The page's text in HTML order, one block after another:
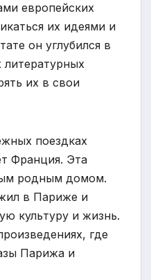
европейских
их идеями и
он углубился в
литературных
их в свои
поездках
Франция. Эта
родным домом.
в Париже и
культуру и жизнь.
где
Парижа и